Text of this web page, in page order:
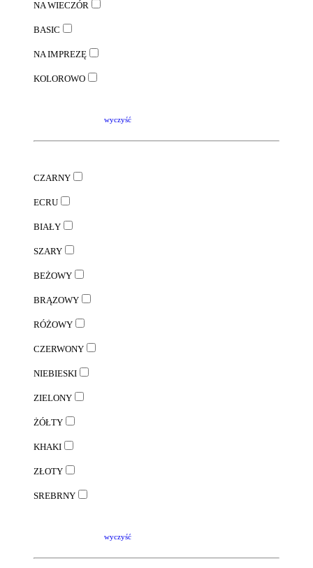
NA WIECZÓR
BASIC
NA IMPREZĘ
KOLOROWO
wyczyść
CZARNY
ECRU
BIAŁY
SZARY
BEŻOWY
BRĄZOWY
RÓŻOWY
CZERWONY
NIEBIESKI
ZIELONY
ŻÓŁTY
KHAKI
ZŁOTY
SREBRNY
wyczyść